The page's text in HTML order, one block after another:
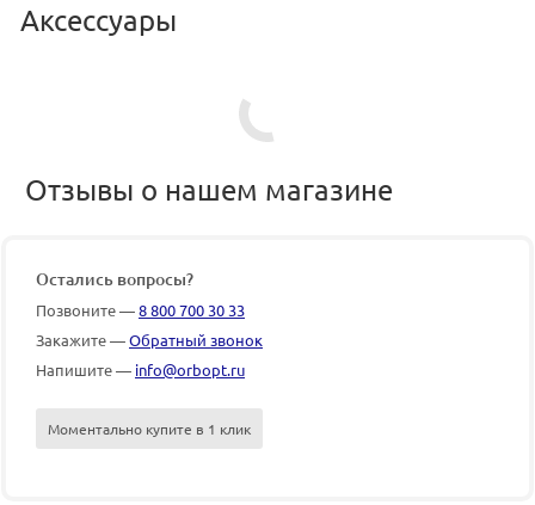
Аксессуары
Отзывы о нашем магазине
Остались вопросы?
Позвоните —8 800 700 30 33
Закажите —Обратный звонок
Напишите — info@orbopt.ru
Моментально купите в 1 клик